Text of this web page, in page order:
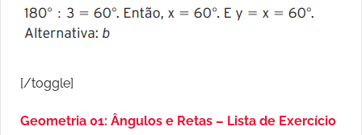
[/toggle]
Geometria 01: Ângulos e Retas – Lista de Exercício